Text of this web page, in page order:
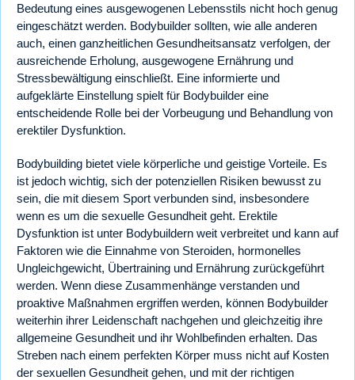
Bedeutung eines ausgewogenen Lebensstils nicht hoch genug
eingeschätzt werden. Bodybuilder sollten, wie alle anderen
auch, einen ganzheitlichen Gesundheitsansatz verfolgen, der
ausreichende Erholung, ausgewogene Ernährung und
Stressbewältigung einschließt. Eine informierte und
aufgeklärte Einstellung spielt für Bodybuilder eine
entscheidende Rolle bei der Vorbeugung und Behandlung von
erektiler Dysfunktion.
Bodybuilding bietet viele körperliche und geistige Vorteile. Es
ist jedoch wichtig, sich der potenziellen Risiken bewusst zu
sein, die mit diesem Sport verbunden sind, insbesondere
wenn es um die sexuelle Gesundheit geht. Erektile
Dysfunktion ist unter Bodybuildern weit verbreitet und kann auf
Faktoren wie die Einnahme von Steroiden, hormonelles
Ungleichgewicht, Übertraining und Ernährung zurückgeführt
werden. Wenn diese Zusammenhänge verstanden und
proaktive Maßnahmen ergriffen werden, können Bodybuilder
weiterhin ihrer Leidenschaft nachgehen und gleichzeitig ihre
allgemeine Gesundheit und ihr Wohlbefinden erhalten. Das
Streben nach einem perfekten Körper muss nicht auf Kosten
der sexuellen Gesundheit gehen, und mit der richtigen